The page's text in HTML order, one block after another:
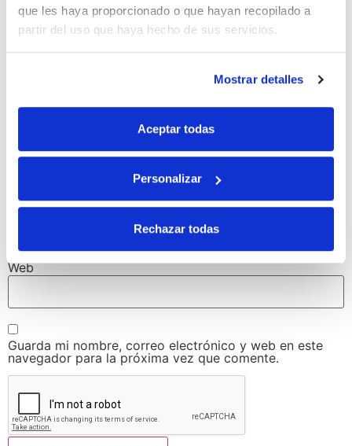
que les haya proporcionado o que hayan recopilado a
partir del uso que haya hecho de sus servicios.
Mostrar detalles
Aceptar todas
Personalizar
Rechazar todas
Correo electrónico*
Web
Guarda mi nombre, correo electrónico y web en este
navegador para la próxima vez que comente.